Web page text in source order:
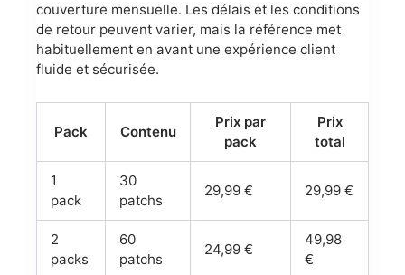
couverture mensuelle. Les délais et les conditions
de retour peuvent varier, mais la référence met
habituellement en avant une expérience client
fluide et sécurisée.
Pack Contenu
Prix par
pack
Prix
total
1
pack
30
patchs
29,99 € 29,99 €
2
packs
60
patchs
24,99 €
49,98
€